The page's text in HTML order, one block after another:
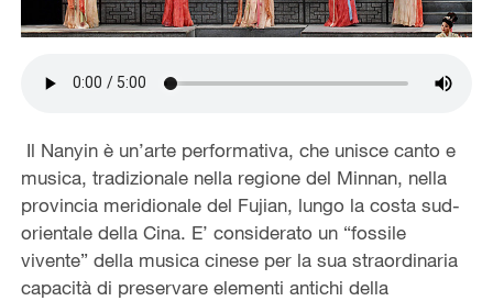
Il Nanyin è un’arte performativa, che unisce canto e
musica, tradizionale nella regione del Minnan, nella
provincia meridionale del Fujian, lungo la costa sud-
orientale della Cina. E’ considerato un “fossile
vivente” della musica cinese per la sua straordinaria
capacità di preservare elementi antichi della